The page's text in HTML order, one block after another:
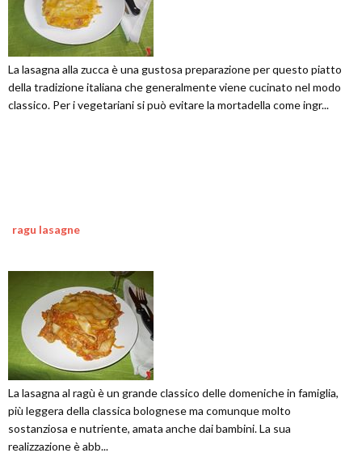
La lasagna alla zucca è una gustosa preparazione per questo piatto
della tradizione italiana che generalmente viene cucinato nel modo
classico. Per i vegetariani si può evitare la mortadella come ingr...
ragu lasagne
La lasagna al ragù è un grande classico delle domeniche in famiglia,
più leggera della classica bolognese ma comunque molto
sostanziosa e nutriente, amata anche dai bambini. La sua
realizzazione è abb...